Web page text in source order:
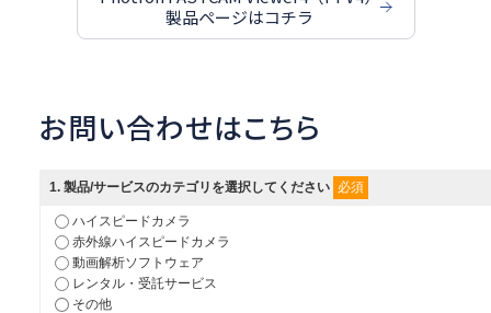
製品ページはコチラ
お問い合わせはこちら
1. 製品/サービスのカテゴリを選択してください 必須
ハイスピードカメラ
赤外線ハイスピードカメラ
動画解析ソフトウェア
レンタル・受託サービス
その他